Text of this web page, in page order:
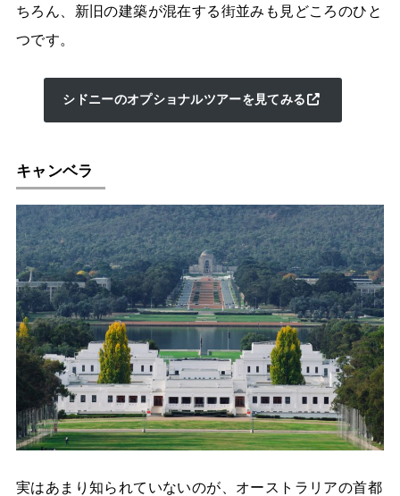
ちろん、新旧の建築が混在する街並みも見どころのひと
つです。
シドニーのオプショナルツアーを見てみる
キャンベラ
実はあまり知られていないのが、オーストラリアの首都